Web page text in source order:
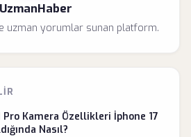
UzmanHaber
uzman yorumlar sunan platform.
Pro Kamera Özellikleri İphone 17
Nasıl?